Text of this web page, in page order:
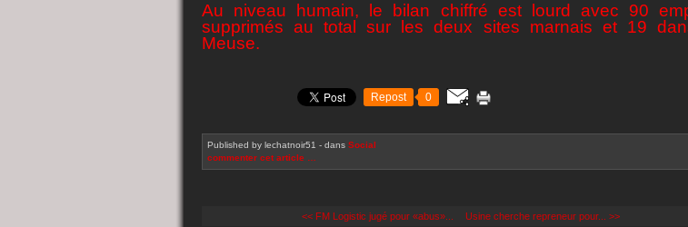
Au niveau humain, le bilan chiffré est lourd avec 90
supprimés au total sur les deux sites marnais et 19
Meuse.
Repost 0
Published by lechatnoir51 - dans Social
commenter cet article
<< FM Logistic jugé pour «abus»... Usine cherche repreneur pour... >>